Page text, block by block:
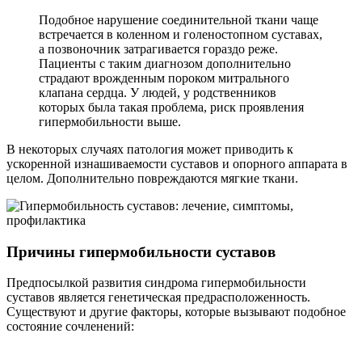
Подобное нарушение соединительной ткани чаще
встречается в коленном и голеностопном суставах,
а позвоночник затрагивается гораздо реже.
Пациенты с таким диагнозом дополнительно
страдают врожденным пороком митрального
клапана сердца. У людей, у родственников
которых была такая проблема, риск проявления
гипермобильности выше.
В некоторых случаях патология может приводить к
ускоренной изнашиваемости суставов и опорного аппарата в
целом. Дополнительно повреждаются мягкие ткани.
Причины гипермобильности суставов
Предпосылкой развития синдрома гипермобильности
суставов является генетическая предрасположенность.
Существуют и другие факторы, которые вызывают подобное
состояние сочленений: